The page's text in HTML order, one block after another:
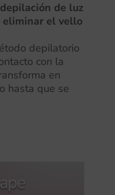
de luz
eliminar el vello
depilatorio
con la
en
hasta que se